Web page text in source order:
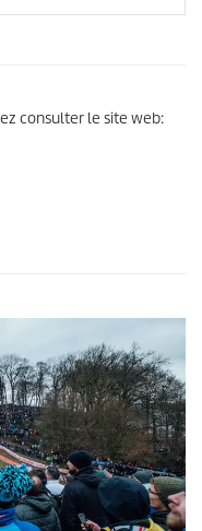
consulter le site web: